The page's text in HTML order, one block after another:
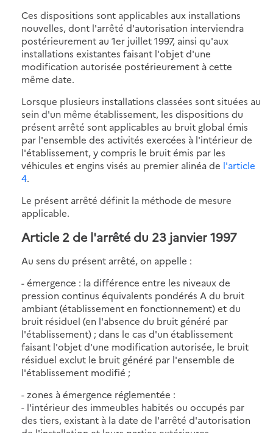
Ces dispositions sont applicables aux installations
nouvelles, dont l'arrêté d'autorisation interviendra
postérieurement au 1er juillet 1997, ainsi qu'aux
installations existantes faisant l'objet d'une
modification autorisée postérieurement à cette
même date.
Lorsque plusieurs installations classées sont situées au
sein d'un même établissement, les dispositions du
présent arrêté sont applicables au bruit global émis
par l'ensemble des activités exercées à l'intérieur de
l'établissement, y compris le bruit émis par les
véhicules et engins visés au premier alinéa de l'article
4.
Le présent arrêté définit la méthode de mesure
applicable.
Article 2 de l'arrêté du 23 janvier 1997
Au sens du présent arrêté, on appelle :
- émergence : la différence entre les niveaux de
pression continus équivalents pondérés A du bruit
ambiant (établissement en fonctionnement) et du
bruit résiduel (en l'absence du bruit généré par
l'établissement) ; dans le cas d'un établissement
faisant l'objet d'une modification autorisée, le bruit
résiduel exclut le bruit généré par l'ensemble de
l'établissement modifié ;
- zones à émergence réglementée :
- l'intérieur des immeubles habités ou occupés par
des tiers, existant à la date de l'arrêté d'autorisation